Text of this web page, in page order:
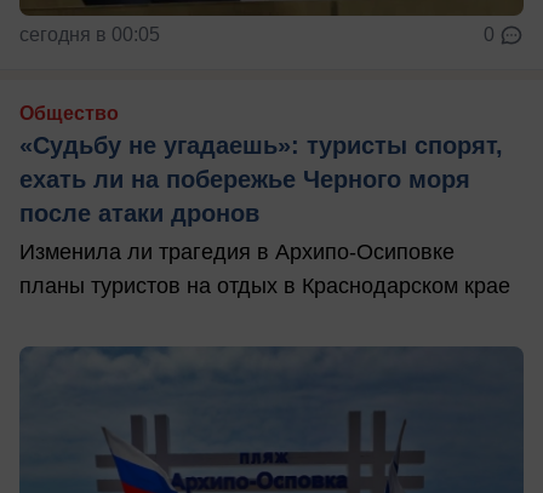
сегодня в 00:05 0
Общество
«Судьбу не угадаешь»: туристы спорят,
ехать ли на побережье Черного моря
после атаки дронов
Изменила ли трагедия в Архипо-Осиповке
планы туристов на отдых в Краснодарском крае